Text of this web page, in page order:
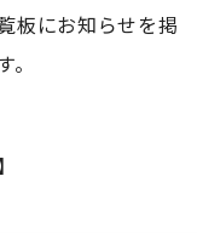
板にお知らせを掲